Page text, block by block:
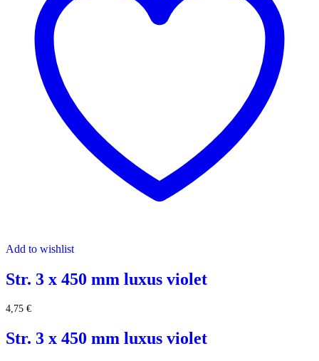
Add to wishlist
Str. 3 x 450 mm luxus violet
4,75 €
Str. 3 x 450 mm luxus violet